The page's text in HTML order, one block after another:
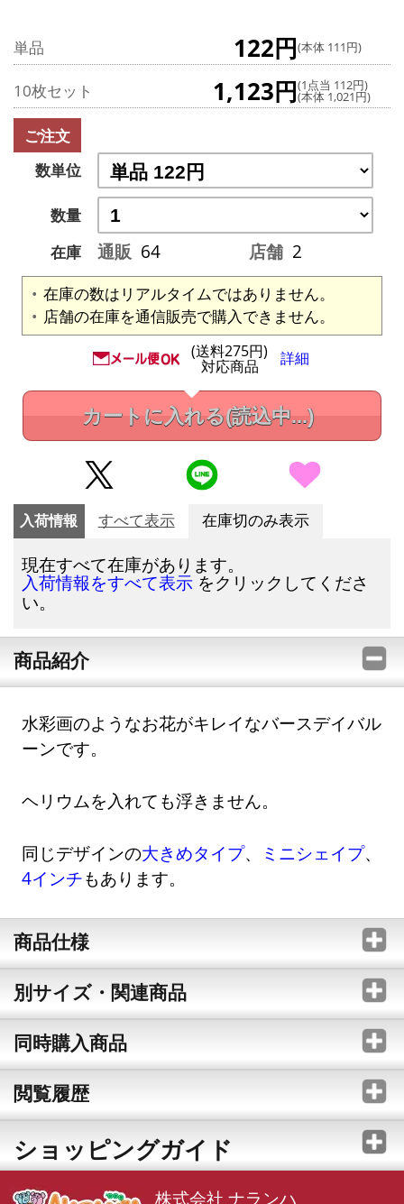
単品 122円(本体 111円)
10枚セット 1,123円(1点当 112円)
(本体 1,021円)
ご注文
数単位
数量
在庫
通販 64 店舗 2
在庫の数はリアルタイムではありません。
店舗の在庫を通信販売で購入できません。
(送料275円)
対応商品 詳細
カートに入れる(読込中...)
入荷情報 すべて表示 在庫切のみ表示
現在すべて在庫があります。
入荷情報をすべて表示 をクリックしてくださ
い。
商品紹介
水彩画のようなお花がキレイなバースデイバル
ーンです。
ヘリウムを入れても浮きません。
同じデザインの大きめタイプ、 ミニシェイプ、
4インチもあります。
商品仕様
別サイズ・関連商品
同時購入商品
閲覧履歴
ショッピングガイド
株式会社 ナランハ